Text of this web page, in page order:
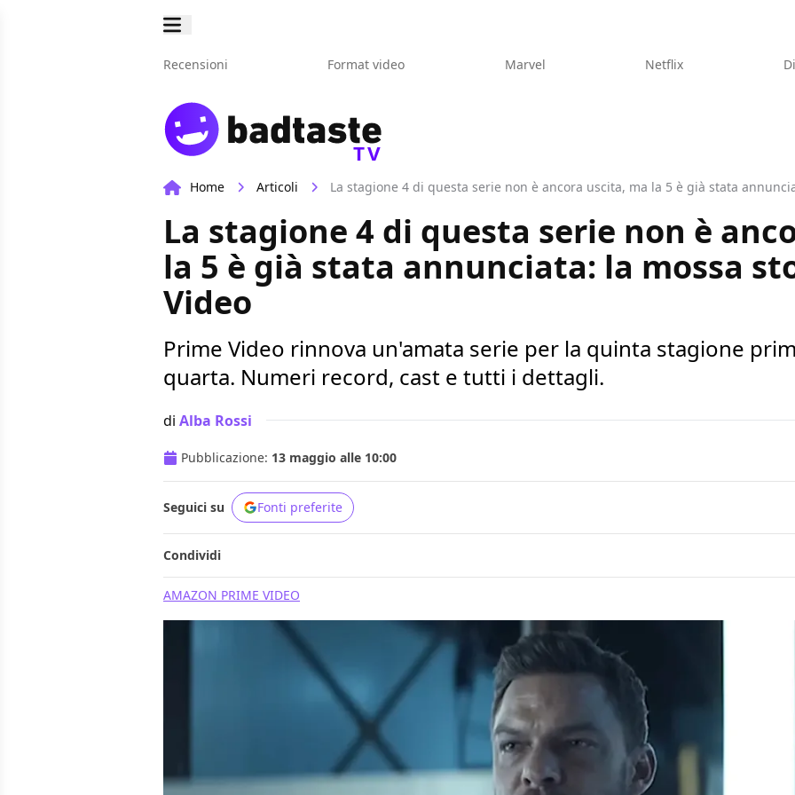
Recensioni Format video Marvel Netflix
TV
Home Articoli La stagione 4 di questa serie non è ancora uscita, ma la 5 è già stata
La stagione 4 di questa serie non è
la 5 è già stata annunciata: la mossa
Video
Prime Video rinnova un'amata serie per la quinta stagione
quarta. Numeri record, cast e tutti i dettagli.
di Alba Rossi
Pubblicazione: 13 maggio alle 10:00
Seguici su Fonti preferite
Condividi
AMAZON PRIME VIDEO